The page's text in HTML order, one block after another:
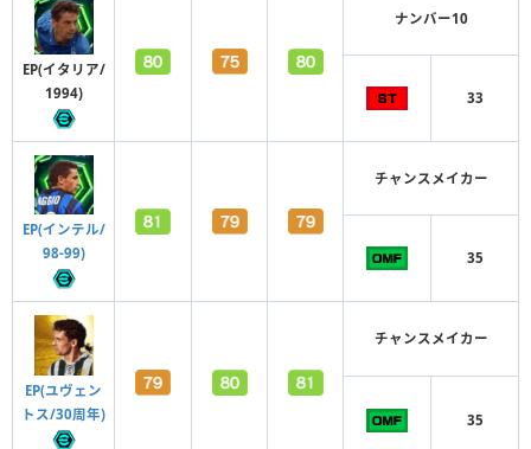
EP(イタリア/
1994)
ナンバー10
33
EP(インテル/
98-99)
チャンスメイカー
35
EP(ユヴェン
トス/30周年)
チャンスメイカー
35